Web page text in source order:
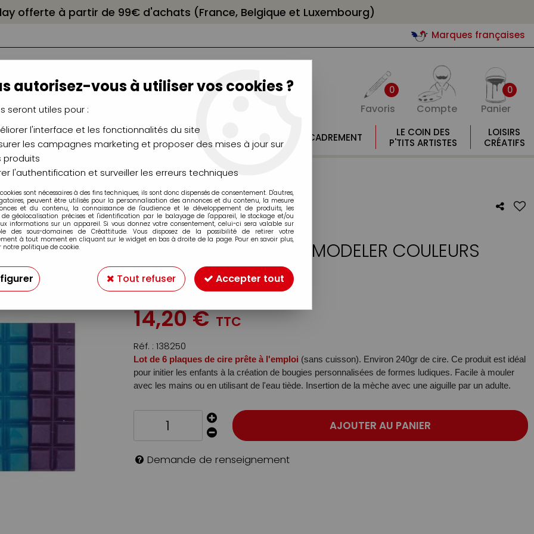
offerte à partir de 99€ d'achats (France, Belgique et Luxembourg)
Marques françaises
0
Favoris Compte
0
Panier
CHÂSSIS
CHEVALETS
AÉROGRAPHIE
MODÉLISME
MOULAGE
ENCADREMENT
LE COIN DES
P'TITS ARTISTES
LOISIRS
CRÉATIFS
PLAQUES DE CIRE À MODELER COULEURS VIVES N°2
6 PLAQUES DE CIRE À MODELER COULEURS
VIVES N°2
Soyez le premier à donner votre avis !
14,20€TTC
Réf. : 138250
Lot de 6 plaques de cire prête à l'emploi (sans cuisson). Environ 240gr de cire. Ce produit est idéal
pour initier les enfants à la création de bougies personnalisées de formes ludiques. Facile à mouler
avec les mains ou en utilisant de l'eau tiède. Insertion de la mèche avec une aiguille par un adulte.
AJOUTER AU PANIER
Demande de renseignement
autorisez-vous à utiliser vos cookies ?
seront utiles pour :
l'interface et les fonctionnalités du site
les campagnes marketing et proposer des mises à jour sur
produits
l'authentification et surveiller les erreurs techniques
sont nécessaires à des fins techniques, ils sont donc dispensés de consentement. D'autres,
peuvent être utilisés pour la personnalisation des annonces et du contenu, la mesure
et du contenu, la connaissance de l'audience et le développement de produits, les
de géolocalisation précises et l'identification par le balayage de l'appareil, le stockage et/ou
informations sur un appareil. Si vous donnez votre consentement, celui-ci sera valable sur
des sous-domaines de Créattitude. Vous disposez de la possibilité de retirer votre
à tout moment en cliquant sur le widget en bas à droite de la page. Pour en savoir plus,
notre politique de cookie.
Tout refuser Accepter tout